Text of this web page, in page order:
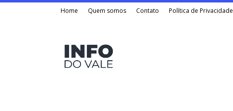
Home Quem somos Contato Política de Privacidade